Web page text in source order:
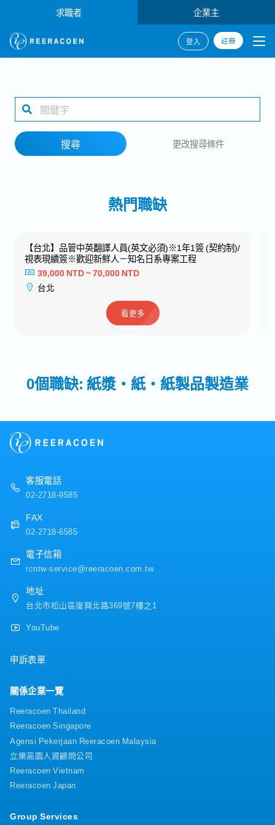
求職者 企業主
登入 註冊
1 selected
搜尋
搜尋 更改搜尋條件
熱門職缺
【台北】品管中英翻譯人員(英文必須)※1年1簽 (契約制)/
視表現續簽※歡迎新鮮人－知名日系專案工程
39,000 NTD ~ 70,000 NTD
台北
看更多
0個職缺: 紙漿・紙・紙製品製造業
客服電話
02-2718-9585
FAX
02-2718-6585
電子信箱
rcntw-service@reeracoen.com.tw
地址
台北市松山區復興北路369號7樓之1
YouTube
申訴表單
關係企業一覽
Reeracoen Thailand
Reeracoen Singapore
Agensi Pekerjaan Reeracoen Malaysia
立樂高園人資顧問公司
Reeracoen Vietnam
Reeracoen Japan
Group Services